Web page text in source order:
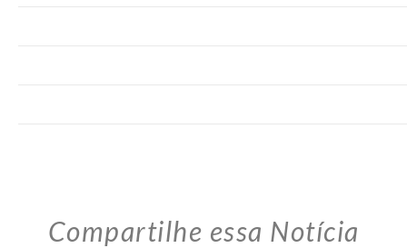
Compartilhe essa Notícia